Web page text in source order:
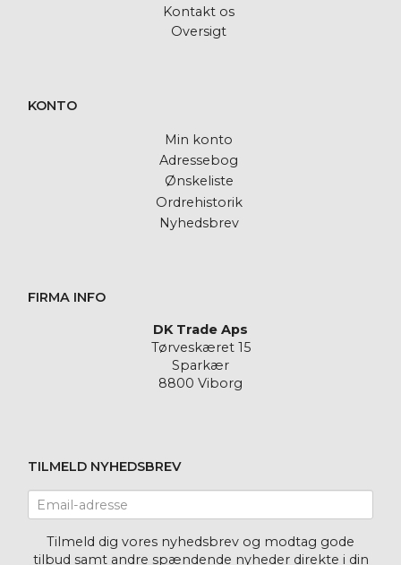
Kontakt os
Oversigt
KONTO
Min konto
Adressebog
Ønskeliste
Ordrehistorik
Nyhedsbrev
FIRMA INFO
DK Trade Aps
Tørveskæret 15
Sparkær
8800 Viborg
TILMELD NYHEDSBREV
adresse
Tilmeld dig vores nyhedsbrev og modtag gode
tilbud samt andre spændende nyheder direkte i din